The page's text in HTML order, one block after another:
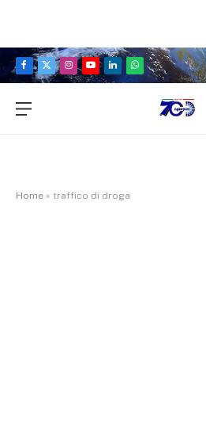
Facebook
X
Instagram
YouTubeLinkedInWhatsApp
Home » traffico di droga